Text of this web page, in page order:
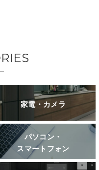
家電・カメラ
パソコン・
スマートフォン